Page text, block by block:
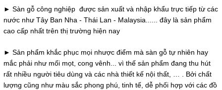
► Sàn gỗ công nghiệp được sản xuất và nhập khẩu trực tiếp từ các
nước như Tây Ban Nha - Thái Lan - Malaysia...... đây là sản phẩm
cao cấp nhất trên thị trường hiện nay
► Sản phẩm khắc phục mọi nhược điểm mà sàn gỗ tự nhiên hay
mắc phải như mối mọt, cong vênh... vì thế sản phẩm đang thu hút
rất nhiều người tiêu dùng và các nhà thiết kế nội thất, … . Bởi chất
lượng cũng như màu sắc phong phú, tinh tế, dễ phối hợp với các đồ